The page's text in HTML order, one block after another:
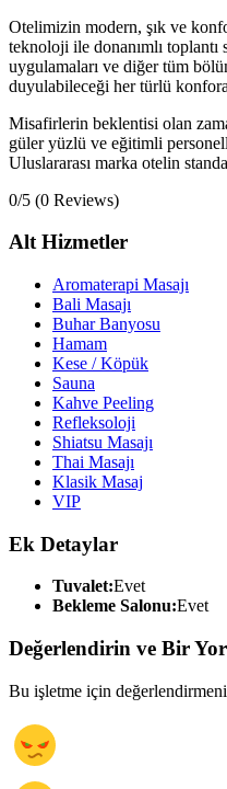
Otelimizin modern, şık ve
teknoloji ile donanımlı toplantı
uygulamaları ve diğer tüm
duyulabileceği her türlü konfora
Misafirlerin beklentisi olan
güler yüzlü ve eğitimli
Uluslararası marka otelin
0/5 (0 Reviews)
Alt Hizmetler
Aromaterapi Masajı
Bali Masajı
Buhar Banyosu
Hamam
Kese / Köpük
Sauna
Kahve Peeling
Refleksoloji
Shiatsu Masajı
Thai Masajı
Klasik Masaj
VIP
Ek Detaylar
Tuvalet:Evet
Bekleme Salonu:Evet
Değerlendirin ve Bir
Bu işletme için